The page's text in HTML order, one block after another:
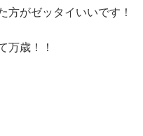
方がゼッタイいいです！
万歳！！